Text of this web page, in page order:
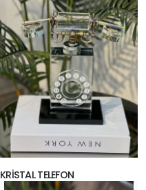
KRİSTAL TELEFON